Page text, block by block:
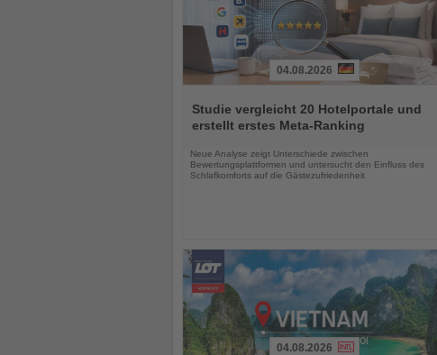
Sie
die
04.08.2026
Studie vergleicht 20 Hotelportale und
erstellt erstes Meta-Ranking
Neue Analyse zeigt Unterschiede zwischen
Bewertungsplattformen und untersucht den Einfluss des
Schlafkomforts auf die Gästezufriedenheit
04.08.2026